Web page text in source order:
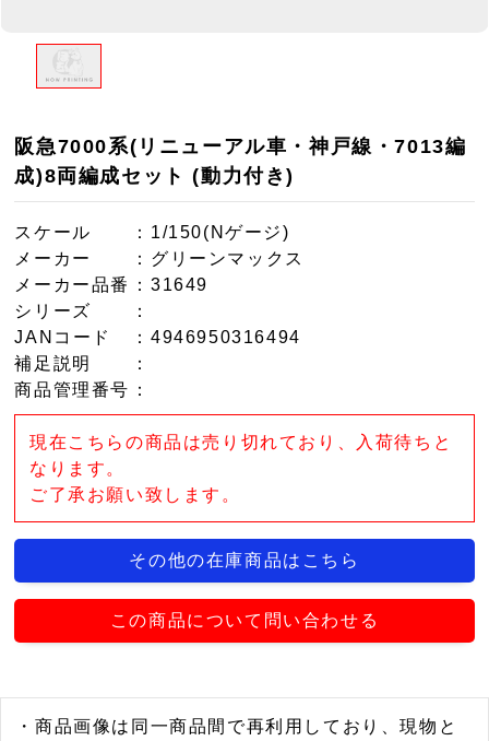
阪急7000系(リニューアル車・神戸線・7013編
成)8両編成セット (動力付き)
スケール
：1/150(Nゲージ)
メーカー
：グリーンマックス
メーカー品番
：31649
シリーズ
：
JANコード
：4946950316494
補足説明
：
商品管理番号 ：
現在こちらの商品は売り切れており、入荷待ちと
なります。
ご了承お願い致します。
その他の在庫商品はこちら
この商品について問い合わせる
・商品画像は同一商品間で再利用しており、現物と